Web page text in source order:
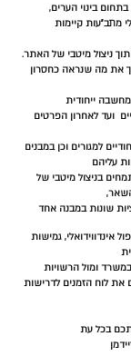
בינוי הערים,
מתב״עות קיימות
ניצול מיטבי של האתר.
את מה שנראה כחסרון
ייחודית
ועד לאחרון הפרטים
למגורים וכן במבנים
עליהם
בניצול מיטבי של
שונות במבנה אחד
אינדווידואלי, גמישות
ומול הרשויות
את לוח הזמנים לדרישות
בכל עת